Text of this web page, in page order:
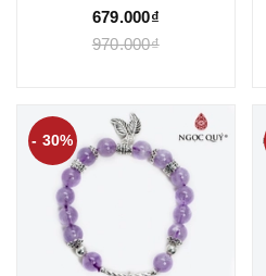
charm - Mẫu VC0843 -
Ngọc Quý
679.000₫
970.000₫
- 30%